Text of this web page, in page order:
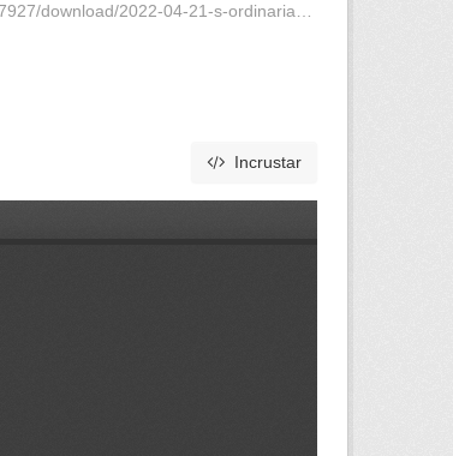
04-21-s-ordinaria-4-periodo-1-vt.pdf
Incrustar